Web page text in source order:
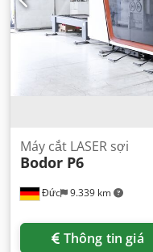
Đức 9.339 km
Máy cắt LASER sợi
Bodor P6
Thông tin giá